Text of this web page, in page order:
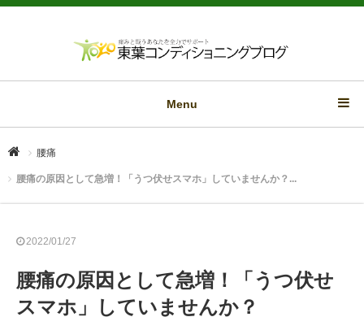
Menu
腰痛
腰痛の原因として急増！「うつ伏せスマホ」していませんか？...
2022/01/27
腰痛の原因として急増！「うつ伏せ
スマホ」していませんか？